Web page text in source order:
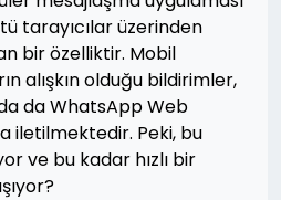
tarayıcılar üzerinden
bir özelliktir. Mobil
alışkın olduğu bildirimler,
da WhatsApp Web
iletilmektedir. Peki, bu
ve bu kadar hızlı bir